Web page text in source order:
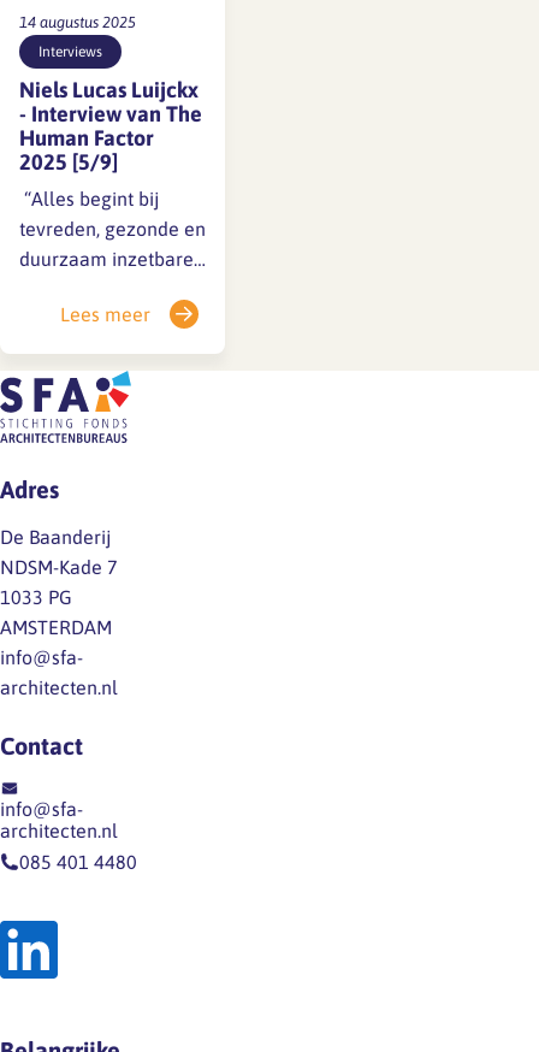
14 augustus 2025
Interviews
Niels Lucas Luijckx
- Interview van The
Human Factor
2025 [5/9]
️ “Alles begint bij
tevreden, gezonde en
duurzaam inzetbare
risico-inventarisatie
en -evaluatie (RI&E)
klinkt misschien als
iets voor fabrieken of
bouwplaatsen. Maar
ook binnen de
architectenbranche is
een RI&E essentieel,
óók voor mentale
gezondheid,
werkdruk en sociale
veiligheid. In dit
Lees meer
Adres
De Baanderij
NDSM-Kade 7
1033 PG
AMSTERDAM
info@sfa-
architecten.nl
Contact
info@sfa-
architecten.nl
085 401 4480